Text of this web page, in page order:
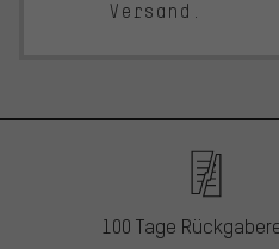
Versand.
100 Tage